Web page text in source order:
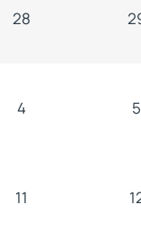
28
4 5
11